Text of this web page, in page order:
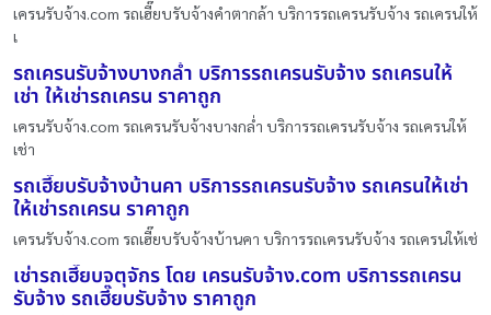
เครนรับจ้าง.com รถเฮี๊ยบรับจ้างคำตากล้า บริการรถเครนรับจ้าง รถเครนให้
เ
รถเครนรับจ้างบางกล่ำ บริการรถเครนรับจ้าง รถเครนให้
เช่า ให้เช่ารถเครน ราคาถูก
เครนรับจ้าง.com รถเครนรับจ้างบางกล่ำ บริการรถเครนรับจ้าง รถเครนให้
เช่า
รถเฮี๊ยบรับจ้างบ้านคา บริการรถเครนรับจ้าง รถเครนให้เช่า
ให้เช่ารถเครน ราคาถูก
เครนรับจ้าง.com รถเฮี๊ยบรับจ้างบ้านคา บริการรถเครนรับจ้าง รถเครนให้เช่
เช่ารถเฮี๊ยบจตุจักร โดย เครนรับจ้าง.com บริการรถเครน
รับจ้าง รถเฮี๊ยบรับจ้าง ราคาถูก